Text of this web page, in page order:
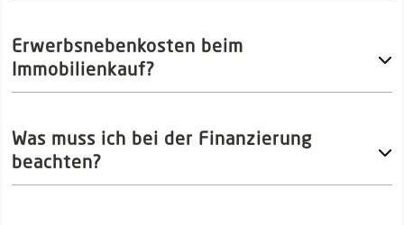
Erwerbsnebenkosten beim
Immobilienkauf?
Was muss ich bei der Finanzierung
beachten?